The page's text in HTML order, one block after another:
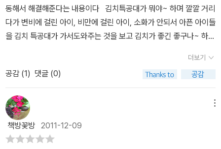
동해서 해결해준다는 내용이다 김치특공대가 뭐야~ 하며 깔깔 거리
다가 변비에 걸린 아이, 비만에 걸린 아이, 소화가 안되서 아픈 아이들
을 김치 특공대가 가서도와주는 것을 보고 김치가 좋긴 좋구나~ 하며
재료탐색도 나오게 되어서 잘 모르던 생강 같은것도 배워보고 뒷편에
는 김치이야기 라고 김치에 대한 심화된 내용이 다루어지고 있다. 온
고지신 시리즈 중에서 5살 아들이 이해할만한 내용을 골라보았는데
~초등저학년 용 책이 맞긴 하다 전체적으로 내용이 어려워서 흥미위
주로 바꾸어 읽어주었다.
더보기
공감 (1) 댓글 (0)
책방꽃방 2011-12-09